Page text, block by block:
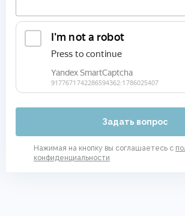
Задать вопрос
Нажимая на кнопку вы соглашаетесь с
конфиденциальности